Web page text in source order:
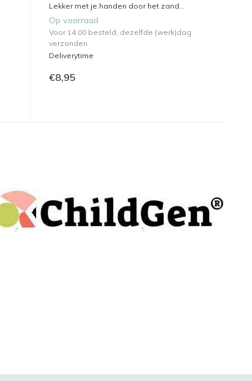
Lekker met je handen door het zand...
Op voorraad
Voor 14.00 besteld, dezelfde (werk)dag
verzonden.
Deliverytime
€8,95